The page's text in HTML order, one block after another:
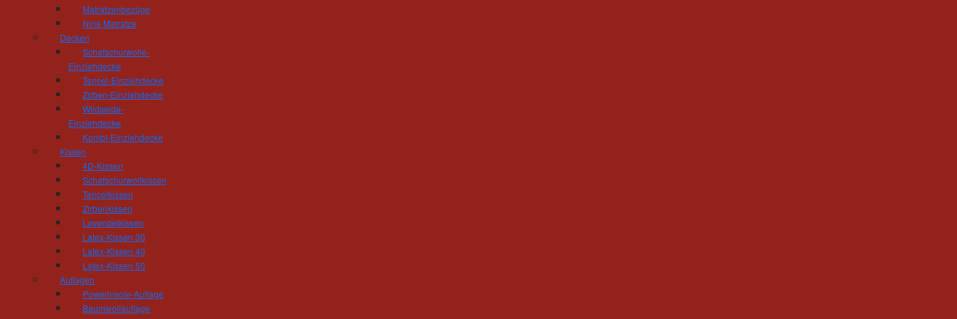
Matratzenbezüge
Nina Matratze
Decken
Schafschurwolle-
Einziehdecke
Tencel-Einziehdecke
Zirben-Einziehdecke
Wildseide-
Einziehdecke
Kombi-Einziehdecke
Kissen
4D-Kissen
Schafschurwollkissen
Tencelkissen
Zirbenkissen
Lavendelkissen
Latex-Kissen 30
Latex-Kissen 40
Latex-Kissen 50
Auflagen
Powerinsole-Auflage
Baumwollauflage
Tischlerei und Treppenbau Hösel
Hainstrasse 11
09212 Limbach-Oberfrohna
Telefon: 03722 - 85 159
mail(at)tischlerei-hoesel.de
Öffnungszeiten Wohnausstellung:
Montag - Donnerstag 10.00 - 18.00 Uhr
Freitag 10:00 - 16:00 Uhr
und nach Vereinbarung
Öffnungszeiten Werkstatt:
Montag - Donnerstag 06.30 - 16.00 Uhr
Freitag 06:30 - 14:00 Uhr